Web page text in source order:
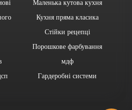
Маленька кутова кухня
Кухня пряма класика
Стійки рецепці
Порошкове фарбування
мдф
Гардеробні системи